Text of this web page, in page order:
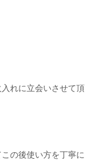
れに立会いさせて頂
の後使い方を丁寧に